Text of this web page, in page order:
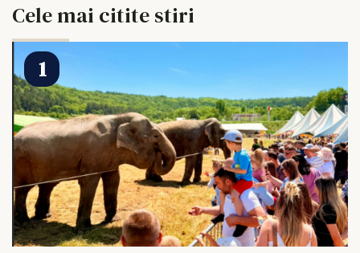
Cele mai citite stiri